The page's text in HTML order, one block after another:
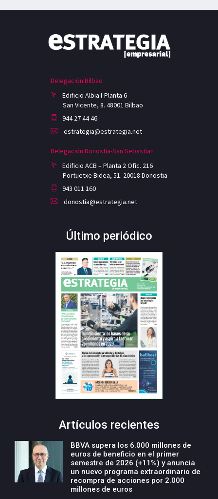
Delegación Bilbao
Edificio Albia I-Planta 6
San Vicente, 8. 48001 Bilbao
944 27 44 46
estrategia@estrategia.net
Delegación Donostia-San Sebastian
Edificio ACB – Planta 2 Ofic. 216
Portuetxe Bidea, 51. 20018 Donostia
943 011 160
donostia@estrategia.net
Último periódico
Artículos recientes
BBVA supera los 6.000 millones de
euros de beneficio en el primer
semestre de 2026 (+11%) y anuncia
un nuevo programa extraordinario de
recompra de acciones por 2.000
millones de euros